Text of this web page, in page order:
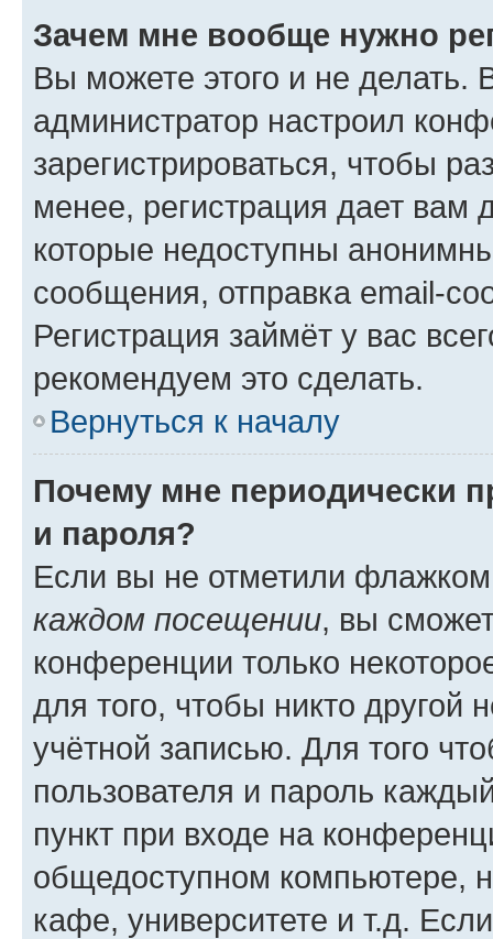
Зачем мне вообще нужно
Вы можете этого и не делать.
администратор настроил
зарегистрироваться, чтобы
менее, регистрация дает вам
которые недоступны
сообщения, отправка email-
Регистрация займёт у вас
рекомендуем это сделать.
Вернуться к началу
Почему мне периодически
и пароля?
Если вы не отметили
каждом посещении, вы
конференции только
для того, чтобы никто другой
учётной записью. Для того
пользователя и пароль
пункт при входе на
общедоступном компьютере,
кафе, университете и т.д.